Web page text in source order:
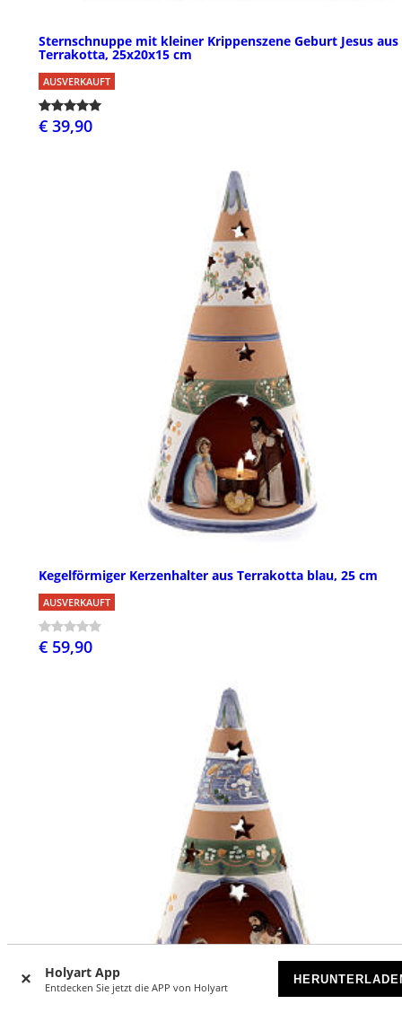
Holyart App
Entdecken Sie jetzt die APP von Holyart
Sternschnuppe mit kleiner Krippenszene Geburt Jesus aus
Terrakotta, 25x20x15 cm
AUSVERKAUFT
€ 39,90
Kegelförmiger Kerzenhalter aus Terrakotta blau, 25 cm
AUSVERKAUFT
€ 59,90